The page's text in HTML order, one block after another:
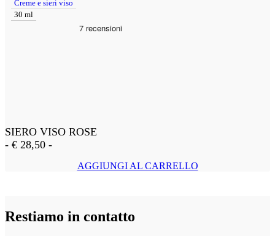
Creme e sieri viso
30 ml
SIERO VISO ROSE
- € 28,50 -
AGGIUNGI AL CARRELLO
Restiamo in contatto